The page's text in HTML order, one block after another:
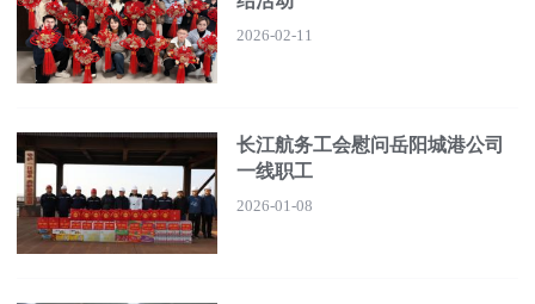
2026-02-11
长江航务工会慰问岳阳城港公司
一线职工
2026-01-08